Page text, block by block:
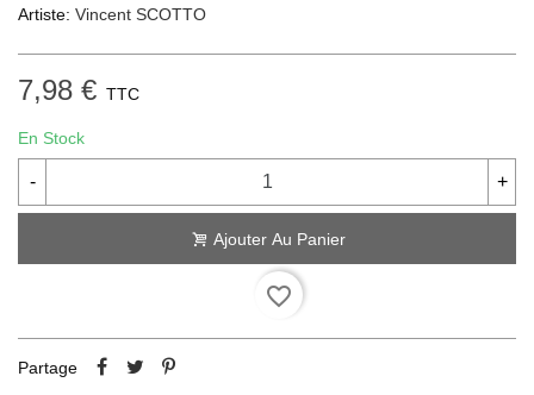
Artiste: Vincent SCOTTO
7,98 € TTC
En Stock
- +
Ajouter Au Panier
favorite_border
Partage